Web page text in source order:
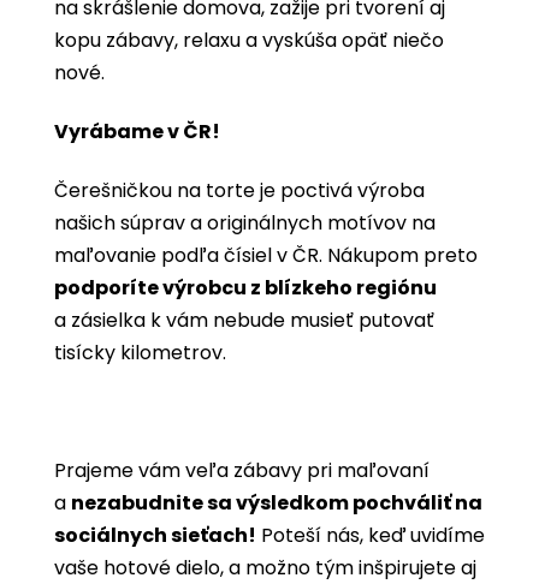
na skrášlenie domova, zažije pri tvorení aj
kopu zábavy, relaxu a vyskúša opäť niečo
nové.
Vyrábame v ČR!
Čerešničkou na torte je poctivá výroba
našich súprav a originálnych motívov na
maľovanie podľa čísiel v ČR. Nákupom preto
podporíte výrobcu z blízkeho regiónu
a zásielka k vám nebude musieť putovať
tisícky kilometrov.
Prajeme vám veľa zábavy pri maľovaní
a nezabudnite sa výsledkom pochváliť na
sociálnych sieťach! Poteší nás, keď uvidíme
vaše hotové dielo, a možno tým inšpirujete aj